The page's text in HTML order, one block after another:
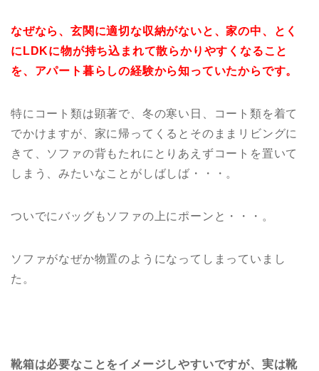
なぜなら、玄関に適切な収納がないと、家の中、とく
にLDKに物が持ち込まれて散らかりやすくなること
を、アパート暮らしの経験から知っていたからです。
特にコート類は顕著で、冬の寒い日、コート類を着て
でかけますが、家に帰ってくるとそのままリビングに
きて、ソファの背もたれにとりあえずコートを置いて
しまう、みたいなことがしばしば・・・。
ついでにバッグもソファの上にポーンと・・・。
ソファがなぜか物置のようになってしまっていまし
た。
靴箱は必要なことをイメージしやすいですが、実は靴